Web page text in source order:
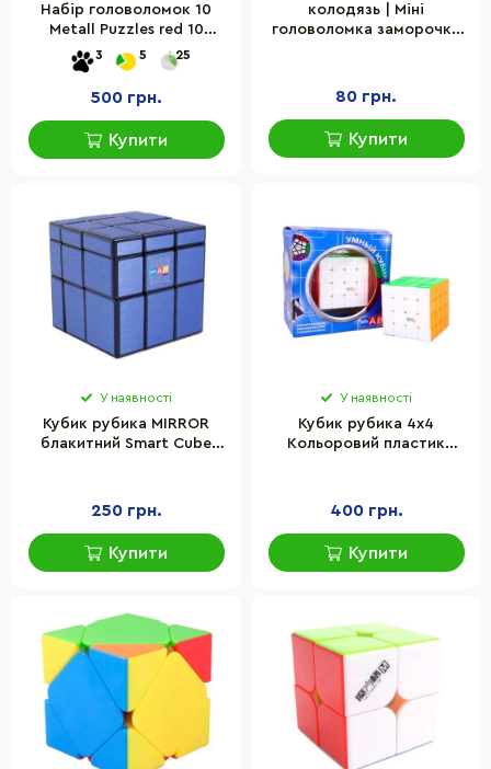
Набір головоломок 10
Metall Puzzles red 10
головоломок Eureka 3D
Puzzle 473358
3 5 25
500 грн.
Купити
колодязь | Міні
головоломка заморочки
80 грн.
Купити
У наявності
Кубик рубика MIRROR
блакитний Smart Cube
250 грн.
Купити
У наявності
Кубик рубика 4х4
Кольоровий пластик
400 грн.
Купити